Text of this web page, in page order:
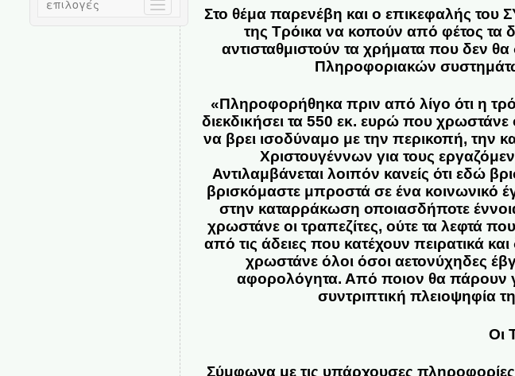
Στο θέμα παρενέβη και ο επικεφαλής του
της Τρόικα να κοπούν από φέτος τα
αντισταθμιστούν τα χρήματα που δεν
Πληροφοριακών
«Πληροφορήθηκα πριν από λίγο ότι η
διεκδικήσει τα 550 εκ. ευρώ που χρωστάνε
να βρει ισοδύναμο με την περικοπή, την
Χριστουγέννων για τους
Αντιλαμβάνεται λοιπόν κανείς ότι εδώ
βρισκόμαστε μπροστά σε ένα κοινωνικό
στην καταρράκωση οποιασδήποτε
χρωστάνε οι τραπεζίτες, ούτε τα λεφτά
από τις άδειες που κατέχουν πειρατικά
χρωστάνε όλοι όσοι αετονύχηδες
αφορολόγητα. Από ποιον θα πάρουν
συντριπτική πλειοψηφία
Οι
Σύμφωνα με τις υπάρχουσες